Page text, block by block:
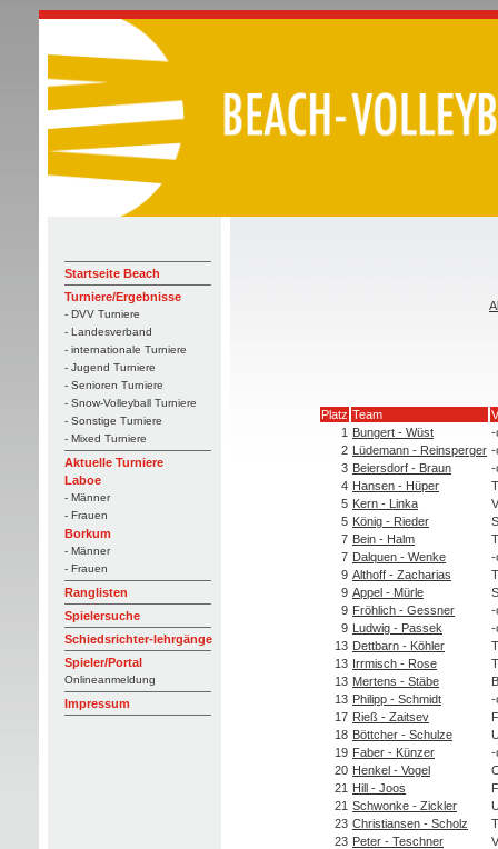
Startseite Beach
Turniere/Ergebnisse
- DVV Turniere
- Landesverband
- internationale Turniere
- Jugend Turniere
- Senioren Turniere
- Snow-Volleyball Turniere
- Sonstige Turniere
- Mixed Turniere
Aktuelle Turniere
Laboe
- Männer
- Frauen
Borkum
- Männer
- Frauen
Ranglisten
Spielersuche
Schiedsrichter-lehrgänge
Spieler/Portal
Onlineanmeldung
Impressum
Platz Team
1 Bungert - Wüst
-
2 Lüdemann - Reinsperger -
3 Beiersdorf - Braun
-
4 Hansen - Hüper
5 Kern - Linka
5 König - Rieder
7 Bein - Halm
7 Dalquen - Wenke
-
9 Althoff - Zacharias
9 Appel - Mürle
9 Fröhlich - Gessner
-
9 Ludwig - Passek
-
13 Dettbarn - Köhler
13 Irrmisch - Rose
13 Mertens - Stäbe
13 Philipp - Schmidt
-
17 Rieß - Zaitsev
18 Böttcher - Schulze
19 Faber - Künzer
-
20 Henkel - Vogel
21 Hill - Joos
21 Schwonke - Zickler
23 Christiansen - Scholz
23 Peter - Teschner